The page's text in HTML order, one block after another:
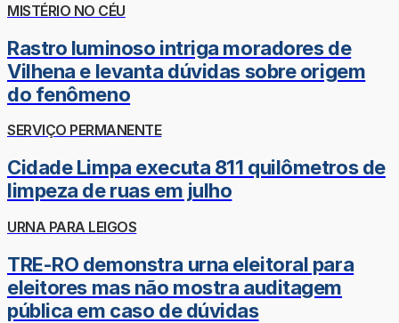
MISTÉRIO NO CÉU
Rastro luminoso intriga moradores de
Vilhena e levanta dúvidas sobre origem
do fenômeno
SERVIÇO PERMANENTE
Cidade Limpa executa 811 quilômetros de
limpeza de ruas em julho
URNA PARA LEIGOS
TRE-RO demonstra urna eleitoral para
eleitores mas não mostra auditagem
pública em caso de dúvidas